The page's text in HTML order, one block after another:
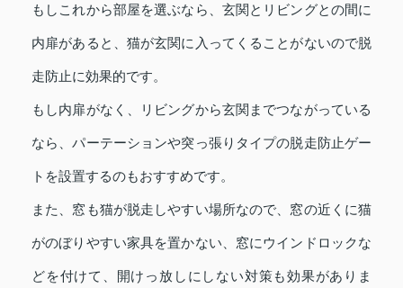
もしこれから部屋を選ぶなら、玄関とリビングとの間に
内扉があると、猫が玄関に入ってくることがないので脱
走防止に効果的です。
もし内扉がなく、リビングから玄関までつながっている
なら、パーテーションや突っ張りタイプの脱走防止ゲー
トを設置するのもおすすめです。
また、窓も猫が脱走しやすい場所なので、窓の近くに猫
がのぼりやすい家具を置かない、窓にウインドロックな
どを付けて、開けっ放しにしない対策も効果がありま